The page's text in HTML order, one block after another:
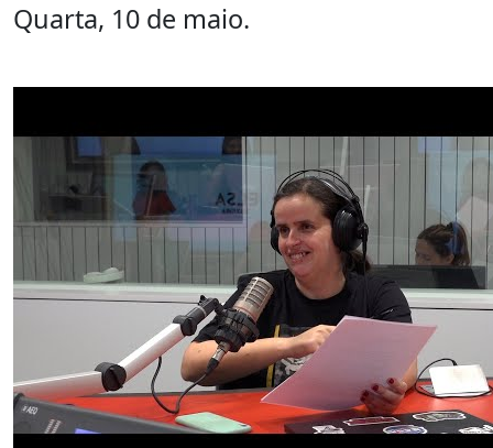
Quarta, 10 de maio.